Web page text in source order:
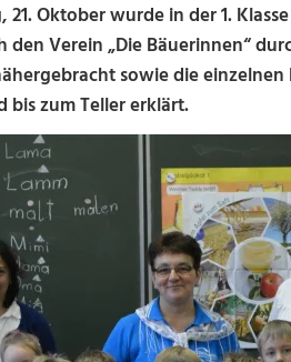
21. Oktober wurde in der 1.
Verein „Die Bäuerinnen“
sowie die
bis zum Teller erklärt.